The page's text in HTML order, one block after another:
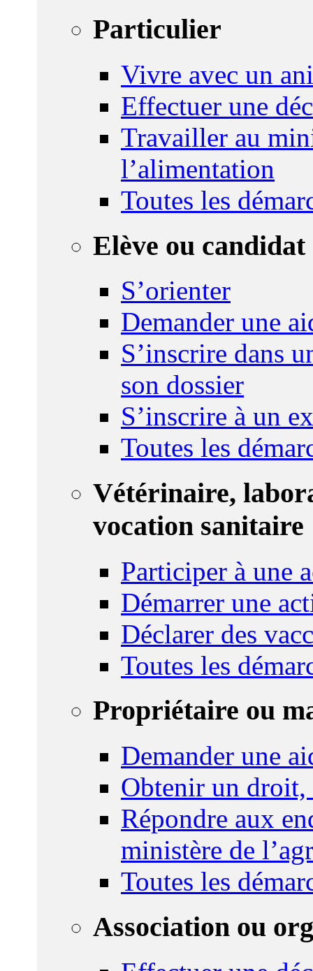
Particulier
Vivre avec un
Effectuer une
Travailler au
l’alimentation
Toutes les
Elève ou candidat
S’orienter
Demander une
S’inscrire dans
son dossier
S’inscrire à un
Toutes les
Vétérinaire,
vocation sanitaire
Participer à une
Démarrer une
Déclarer des
Toutes les
Propriétaire ou
Demander une
Obtenir un droit,
Répondre aux
ministère de
Toutes les
Association ou